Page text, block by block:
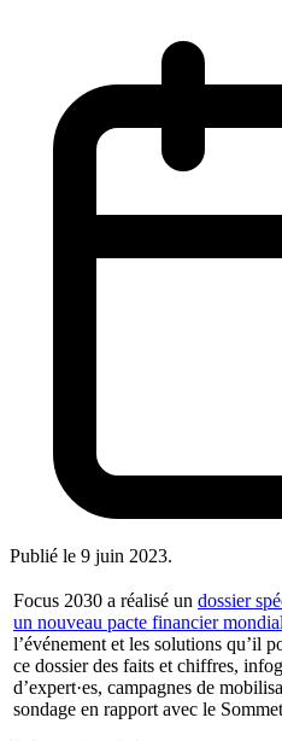
Publié le 9 juin 2023.
Focus 2030 a réalisé un dossier
un nouveau pacte financier mondial
l’événement et les solutions qu’il
ce dossier des faits et chiffres,
d’expert·es, campagnes de
sondage en rapport avec le